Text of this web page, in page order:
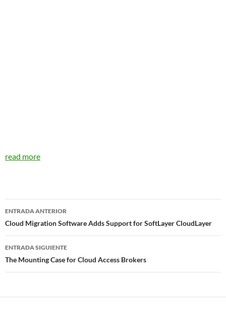
read more
Navegador
de
entradas
ENTRADA ANTERIOR
Cloud Migration Software Adds Support for SoftLayer CloudLayer
ENTRADA SIGUIENTE
The Mounting Case for Cloud Access Brokers